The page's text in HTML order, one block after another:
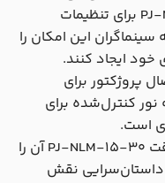
: PJ-NLM-15-30 برای تنظیمات
این امکان را
ایجاد کنند.
پروژکتور برای
نور کنترل‌شده برای
است.
: انعطاف‌پذیری و دقت PJ-NLM-15-30 آن را
داستان‌سرایی نقش